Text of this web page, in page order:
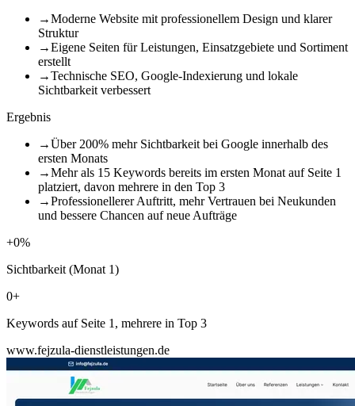
→Moderne Website mit professionellem Design und klarer
Struktur
→Eigene Seiten für Leistungen, Einsatzgebiete und Sortiment
erstellt
→Technische SEO, Google-Indexierung und lokale
Sichtbarkeit verbessert
Ergebnis
→Über 200% mehr Sichtbarkeit bei Google innerhalb des
ersten Monats
→Mehr als 15 Keywords bereits im ersten Monat auf Seite 1
platziert, davon mehrere in den Top 3
→Professionellerer Auftritt, mehr Vertrauen bei Neukunden
und bessere Chancen auf neue Aufträge
+0%
Sichtbarkeit (Monat 1)
0+
Keywords auf Seite 1, mehrere in Top 3
www.fejzula-dienstleistungen.de